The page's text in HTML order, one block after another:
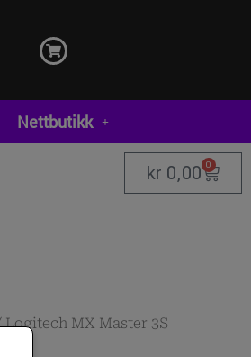
Nettbutikk
kr 0,00 0
MX Master 3S